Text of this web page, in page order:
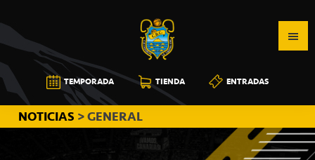
a
la
navegación
principal
al
contenido
principal
a
la
barra
lateral
principal
CB
CANARIAS
TEMPORADA TIENDA ENTRADAS
NOTICIAS > GENERAL